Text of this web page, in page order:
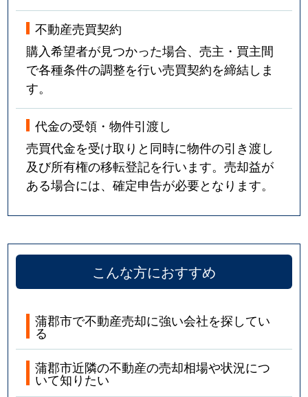
不動産売買契約
購入希望者が見つかった場合、売主・買主間
で各種条件の調整を行い売買契約を締結しま
す。
代金の受領・物件引渡し
売買代金を受け取りと同時に物件の引き渡し
及び所有権の移転登記を行います。売却益が
ある場合には、確定申告が必要となります。
こんな方におすすめ
蒲郡市で不動産売却に強い会社を探してい
る
蒲郡市近隣の不動産の売却相場や状況につ
いて知りたい